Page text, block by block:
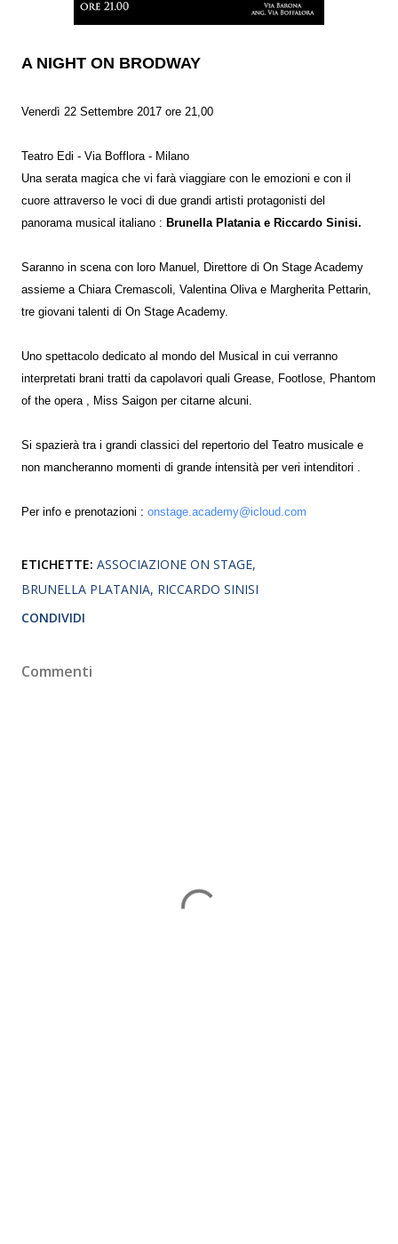
A NIGHT ON BRODWAY
Venerdì 22 Settembre 2017 ore 21,00
Teatro Edi - Via Bofflora - Milano
Una serata magica che vi farà viaggiare con le emozioni e con il
cuore attraverso le voci di due grandi artisti protagonisti del
panorama musical italiano : Brunella Platania e Riccardo Sinisi.
Saranno in scena con loro Manuel, Direttore di On Stage Academy
assieme a Chiara Cremascoli, Valentina Oliva e Margherita Pettarin,
tre giovani talenti di On Stage Academy.
Uno spettacolo dedicato al mondo del Musical in cui verranno
interpretati brani tratti da capolavori quali Grease, Footlose, Phantom
of the opera , Miss Saigon per citarne alcuni.
Si spazierà tra i grandi classici del repertorio del Teatro musicale e
non mancheranno momenti di grande intensità per veri intenditori .
Per info e prenotazioni : onstage.academy@icloud.com
ETICHETTE: ASSOCIAZIONE ON STAGE
BRUNELLA PLATANIA RICCARDO SINISI
CONDIVIDI
Commenti